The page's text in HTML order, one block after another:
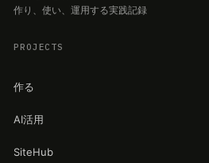
作り、使い、運用する実践記録
PROJECTS
作る
AI活用
SiteHub